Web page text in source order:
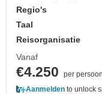
Regio's
Taal
Reisorganisatie
Vanaf
€4.250
per persoon
Aanmelden to unlock